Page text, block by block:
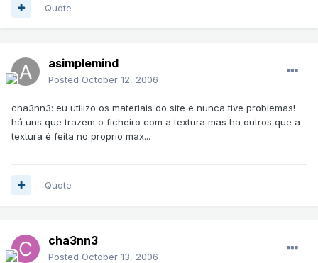
Quote
asimplemind
Posted October 12, 2006
cha3nn3: eu utilizo os materiais do site e nunca tive problemas!
há uns que trazem o ficheiro com a textura mas ha outros que a
textura é feita no proprio max...
Quote
cha3nn3
Posted October 13, 2006